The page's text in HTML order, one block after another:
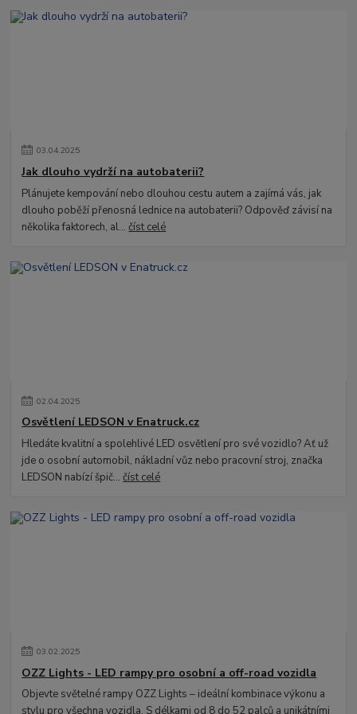
03.04.2025
Jak dlouho vydrží na autobaterii?
Plánujete kempování nebo dlouhou cestu autem a zajímá vás, jak
dlouho poběží přenosná lednice na autobaterii? Odpověď závisí na
několika faktorech, al...číst celé
02.04.2025
Osvětlení LEDSON v Enatruck.cz
Hledáte kvalitní a spolehlivé LED osvětlení pro své vozidlo? Ať už
jde o osobní automobil, nákladní vůz nebo pracovní stroj, značka
LEDSON nabízí špič...číst celé
03.02.2025
OZZ Lights - LED rampy pro osobní a off-road vozidla
Objevte světelné rampy OZZ Lights – ideální kombinace výkonu a
stylu pro všechna vozidla. S délkami od 8 do 52 palců a unikátními